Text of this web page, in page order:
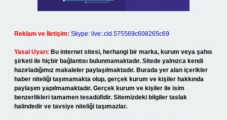
Reklam ve İletişim: Skype: live:.cid.575569c608265c69
Yasal Uyarı: Bu internet sitesi, herhangi bir marka, kurum veya şahıs
şirketi ile hiçbir bağlantısı bulunmamaktadır. Sitede yalnızca kendi
hazırladığımız makaleler paylaşılmaktadır. Burada yer alan içerikler
haber niteliği taşımamakta olup, gerçek kurum ve kişiler hakkında
paylaşım yapılmamaktadır. Gerçek kurum ve kişiler ile isim
benzerlikleri tamamen tesadüfidir. Sitemizdeki bilgiler taslak
halindedir ve tavsiye niteliği taşımazlar.